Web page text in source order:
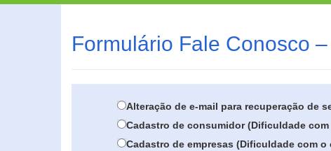
Formulário Fale Conosco
Alteração de e-mail para recuperação de
Cadastro de consumidor (Dificuldade
Cadastro de empresas (Dificuldade com